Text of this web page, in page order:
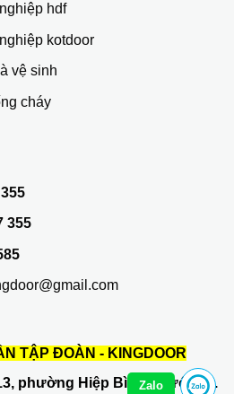
hdf
kotdoor
vệ sinh
cháy
355
TẬP ĐOÀN - KINGDOOR
phường Hiệp Bình Phước, Q.
Zalo